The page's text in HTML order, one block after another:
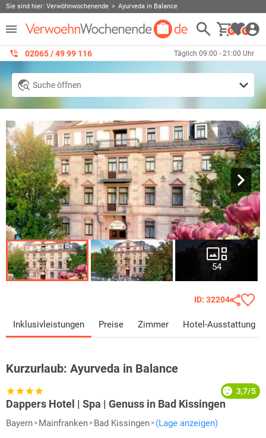
Sie sind hier: Verwöhnwochenende Ayurveda in Balance
0 0
02065 / 49 ‌99 116 Täglich 09:00 - 21:00 Uhr
Suche öffnen
54
ID: 32204
Inklusivleistungen Preise Zimmer Hotel-Ausstattung
Kurzurlaub: Ayurveda in Balance
Dappers Hotel | Spa | Genuss in Bad Kissingen
3,7/5
Bayern Mainfranken Bad Kissingen (Lage anzeigen)